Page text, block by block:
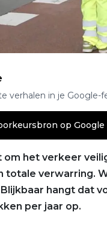
verhalen in je Google-
op Google
om het verkeer
totale verwarring.
hangt dat
per jaar op.